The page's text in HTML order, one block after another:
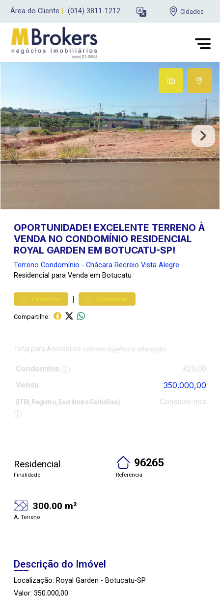
Área do Cliente (014) 3811-1212 Cidades
OPORTUNIDADE! EXCELENTE TERRENO À
VENDA NO CONDOMÍNIO RESIDENCIAL
ROYAL GARDEN EM BOTUCATU-SP!
Terreno Condomínio - Chácara Recreio Vista Alegre
Residencial para Venda em Botucatu
Favoritar | Comparar
Compartilhe:
Total para Acessórios valores sujeitos a alteração.
Condomínio
420,00
Venda
350.000,00
(ITBI, Registro, Escritura e Certidões) Consulte-nos
Residencial
Finalidade
96265
Referência
300.00 m²
A. Terreno
Descrição do Imóvel
Localização: Royal Garden - Botucatu-SP
Valor: 350.000,00